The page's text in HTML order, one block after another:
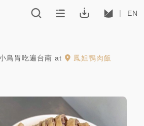
EN
鳥胃吃遍台南 at
鳳姐鴨肉飯